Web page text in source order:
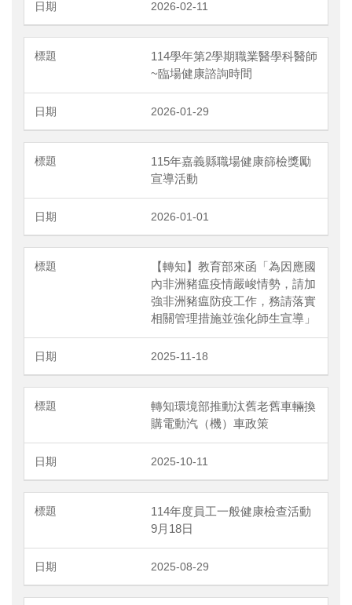
2026-02-11
114學年第2學期職業醫學科醫師
~臨場健康諮詢時間
2026-01-29
115年嘉義縣職場健康篩檢獎勵
宣導活動
2026-01-01
【轉知】教育部來函「為因應國
內非洲豬瘟疫情嚴峻情勢，請加
強非洲豬瘟防疫工作，務請落實
相關管理措施並強化師生宣導」
2025-11-18
轉知環境部推動汰舊老舊車輛換
購電動汽（機）車政策
2025-10-11
114年度員工一般健康檢查活動
9月18日
2025-08-29